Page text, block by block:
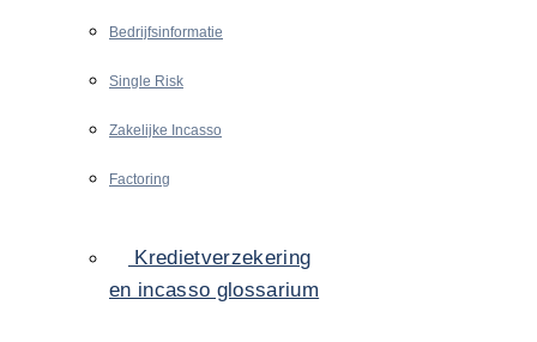
Bedrijfsinformatie
Single Risk
Zakelijke Incasso
Factoring
Kredietverzekering
en incasso glossarium